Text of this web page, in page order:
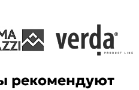
рекомендуют